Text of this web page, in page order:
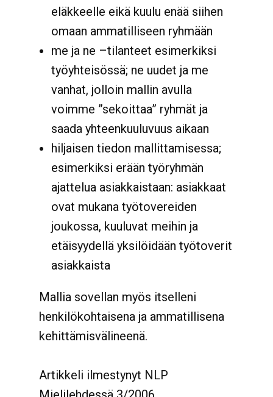
eläkkeelle eikä kuulu enää siihen
omaan ammatilliseen ryhmään
me ja ne –tilanteet esimerkiksi
työyhteisössä; ne uudet ja me
vanhat, jolloin mallin avulla
voimme ”sekoittaa” ryhmät ja
saada yhteenkuuluvuus aikaan
hiljaisen tiedon mallittamisessa;
esimerkiksi erään työryhmän
ajattelua asiakkaistaan: asiakkaat
ovat mukana työtovereiden
joukossa, kuuluvat meihin ja
etäisyydellä yksilöidään työtoverit
asiakkaista
Mallia sovellan myös itselleni
henkilökohtaisena ja ammatillisena
kehittämisvälineenä.
Artikkeli ilmestynyt NLP